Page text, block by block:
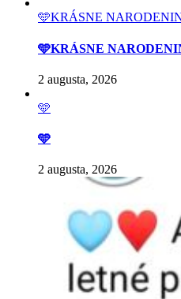
🩵KRÁSNE
🩵KRÁSNE
2 augusta, 2026
🩵
🩵
2 augusta, 2026